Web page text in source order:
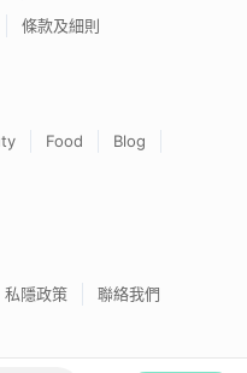
條款及細則
Food
Blog
私隱政策 聯絡我們